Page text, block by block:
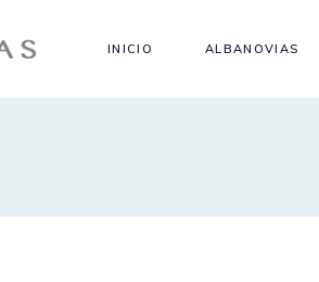
INICIO ALBANOVIAS